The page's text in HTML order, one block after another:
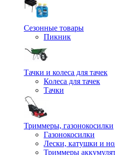
Сезонные товары
Пикник
Тачки и колеса для тачек
Колеса для тачек
Тачки
Триммеры, газонокосилки
Газонокосилки
Лески, катушки и
Триммеры